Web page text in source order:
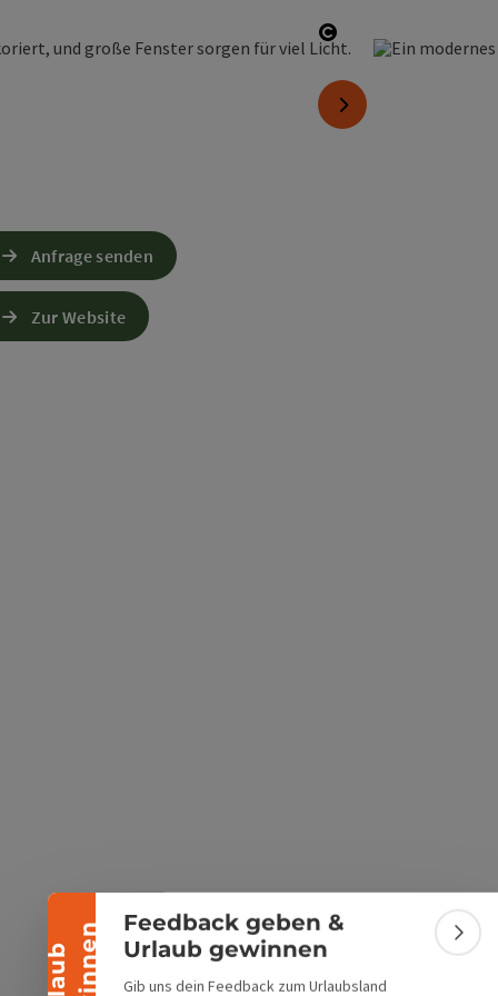
Banner einklappen
Feedback geben &
Urlaub gewinnen
Gib uns dein Feedback zum Urlaubsland
Copyright öffnen
nächstes Element
Anfrage senden
Zur Website